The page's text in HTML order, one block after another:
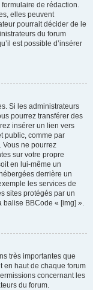
de rédaction.
elles peuvent
pourrait décider de le
du forum
est possible d’insérer
Si les administrateurs
pourrez transférer des
insérer un lien vers
public, comme par
Vous ne pourrez
sur votre propre
en lui-même un
derrière un
les services de
sites protégés par un
balise BBCode « [img] ».
très importantes que
en haut de chaque forum
concernant les
du forum.